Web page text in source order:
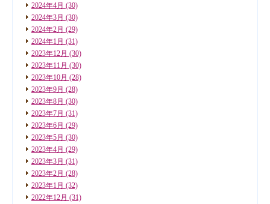
2024年4月 (30)
2024年3月 (30)
2024年2月 (29)
2024年1月 (31)
2023年12月 (30)
2023年11月 (30)
2023年10月 (28)
2023年9月 (28)
2023年8月 (30)
2023年7月 (31)
2023年6月 (29)
2023年5月 (30)
2023年4月 (29)
2023年3月 (31)
2023年2月 (28)
2023年1月 (32)
2022年12月 (31)